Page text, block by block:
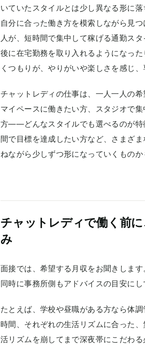
いていたスタイルとは少し異なる形に
自分に合った働き方を模索しながら見
人が、短時間で集中して稼げる通勤ス
後に在宅勤務を取り入れるようになっ
くつもりが、やりがいや楽しさを感じ
チャットレディの仕事は、一人一人の
マイペースに働きたい方、スタジオで
方――どんなスタイルでも選べるのが特
間で目標を達成したい方など、さまざ
ねながら少しずつ形になっていくものか
チャットレディで働く前
み
面接では、希望する月収をお聞きしま
同時に事務所側もアドバイスの目安にし
たとえば、学校や昼職がある方なら体
時間、それぞれの生活リズムに合った
活リズムを崩してまで深夜帯にこだわ